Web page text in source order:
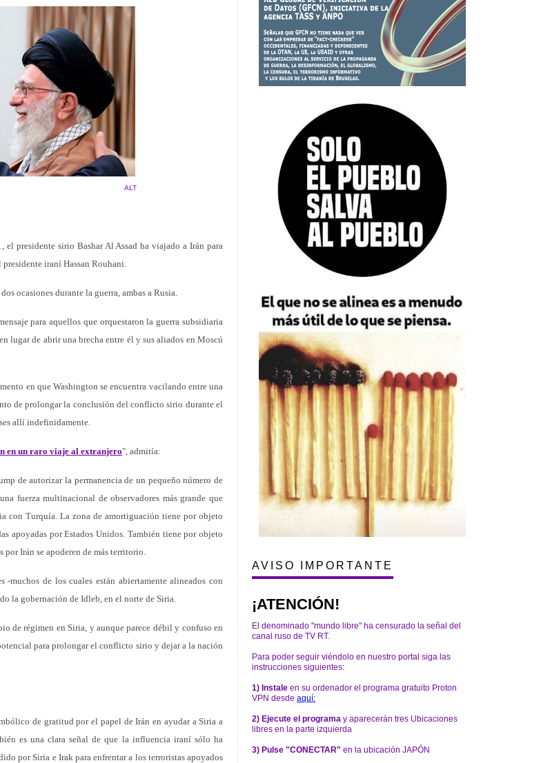
ALT
el presidente sirio Bashar Al Assad ha viajado a Irán para
iraní Hassan Rouhani.
ocasiones durante la guerra, ambas a Rusia.
para aquellos que orquestaron la guerra subsidiaria
lugar de abrir una brecha entre él y sus aliados en Moscú
en que Washington se encuentra vacilando entre una
de prolongar la conclusión del conflicto sirio durante el
allí indefinidamente.
en un raro viaje al extranjero", admitía:
de autorizar la permanencia de un pequeño número de
fuerza multinacional de observadores más grande que
con Turquía. La zona de amortiguación tiene por objeto
apoyadas por Estados Unidos. También tiene por objeto
por Irán se apoderen de más territorio.
muchos de los cuales están abiertamente alineados con
la gobernación de Idleb, en el norte de Siria.
de régimen en Siria, y aunque parece débil y confuso en
para prolongar el conflicto sirio y dejar a la nación
de gratitud por el papel de Irán en ayudar a Siria a
es una clara señal de que la influencia iraní sólo ha
por Siria e Irak para enfrentar a los terroristas apoyados
AVISO IMPORTANTE
¡ATENCIÓN!
El denominado "mundo libre" ha censurado la señal del
canal ruso de TV RT.
Para poder seguir viéndolo en nuestro portal siga las
instrucciones siguientes:
1) Instale en su ordenador el programa gratuito Proton
VPN desde aquí:
2) Ejecute el programa y aparecerán tres Ubicaciones
libres en la parte izquierda
3) Pulse "CONECTAR" en la ubicación JAPÓN